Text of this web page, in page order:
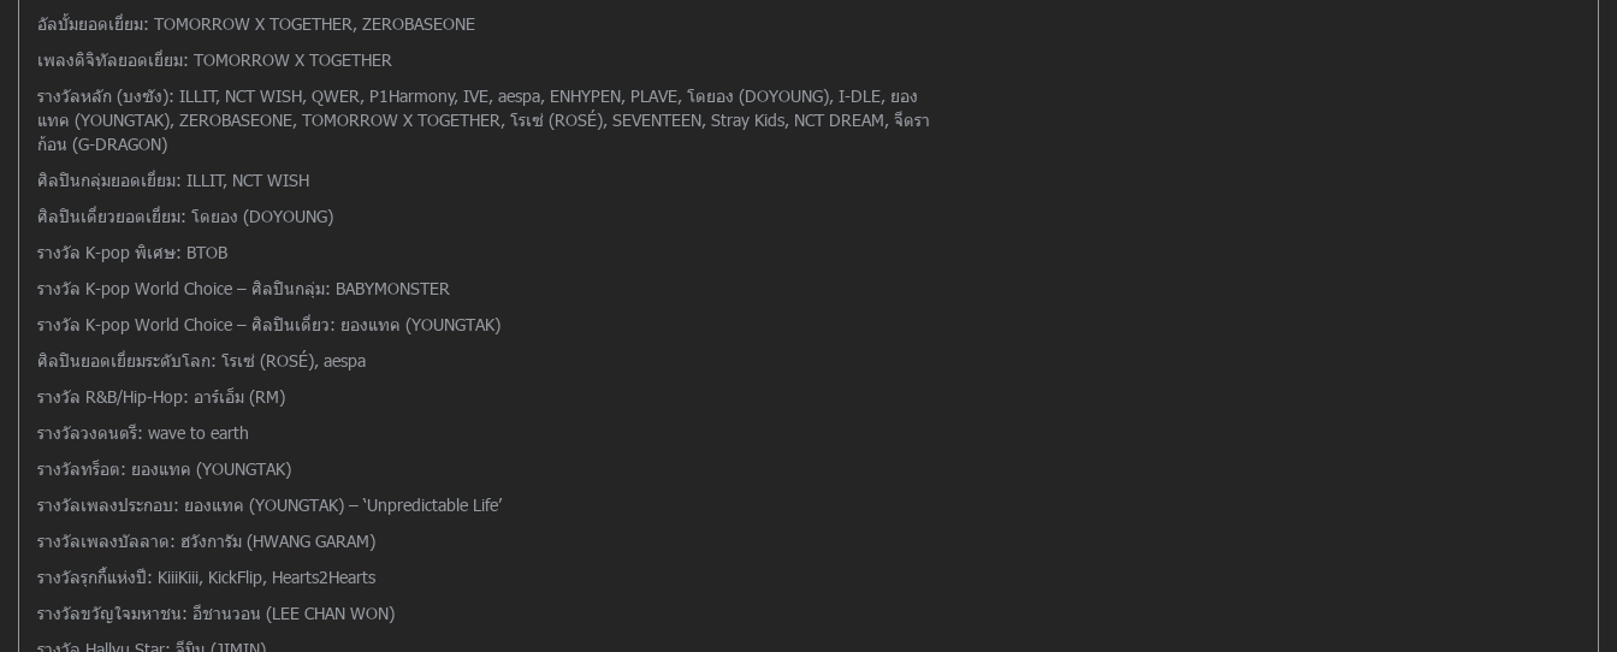
อัลบั้มยอดเยี่ยม: TOMORROW X TOGETHER, ZEROBASEONE
เพลงดิจิทัลยอดเยี่ยม: TOMORROW X TOGETHER
รางวัลหลัก (บงซัง): ILLIT, NCT WISH, QWER, P1Harmony, IVE, aespa, ENHYPEN, PLAVE, โดยอง (DOYOUNG), I-DLE, ยอง
แทค (YOUNGTAK), ZEROBASEONE, TOMORROW X TOGETHER, โรเซ่ (ROSÉ), SEVENTEEN, Stray Kids, NCT DREAM, จีดรา
ก้อน (G-DRAGON)
ศิลปินกลุ่มยอดเยี่ยม: ILLIT, NCT WISH
ศิลปินเดี่ยวยอดเยี่ยม: โดยอง (DOYOUNG)
รางวัล K-pop พิเศษ: BTOB
รางวัล K-pop World Choice – ศิลปินกลุ่ม: BABYMONSTER
รางวัล K-pop World Choice – ศิลปินเดี่ยว: ยองแทค (YOUNGTAK)
ศิลปินยอดเยี่ยมระดับโลก: โรเซ่ (ROSÉ), aespa
รางวัล R&B/Hip-Hop: อาร์เอ็ม (RM)
รางวัลวงดนตรี: wave to earth
รางวัลทร็อต: ยองแทค (YOUNGTAK)
รางวัลเพลงประกอบ: ยองแทค (YOUNGTAK) – ‘Unpredictable Life’
รางวัลเพลงบัลลาด: ฮวังการัม (HWANG GARAM)
รางวัลรุกกี้แห่งปี: KiiiKiii, KickFlip, Hearts2Hearts
รางวัลขวัญใจมหาชน: อีชานวอน (LEE CHAN WON)